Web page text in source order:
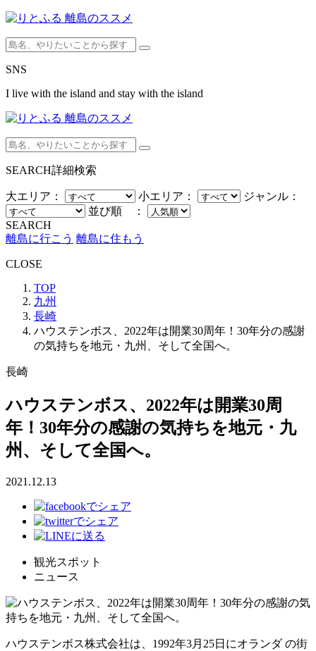
SNS
I live with the island and stay with the island
SEARCH詳細検索
大エリア： 小エリア：
ジャンル：
並び順 ：
SEARCH
離島に行こう 離島に住もう
CLOSE
TOP
九州
長崎
ハウステンボス、2022年は開業30周年！30年分の感謝
の気持ちを地元・九州、そして全国へ。
長崎
ハウステンボス、2022年は開業30周
年！30年分の感謝の気持ちを地元・九
州、そして全国へ。
2021.12.13
観光スポット
ニュース
ハウステンボス株式会社は、1992年3月25日にオランダ の街